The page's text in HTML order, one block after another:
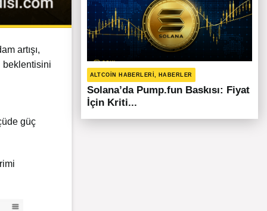
artışı,
beklentisini
güç
ALTCOIN HABERLERI, HABERLER
Solana’da Pump.fun Baskısı: Fiyat
İçin Kriti...